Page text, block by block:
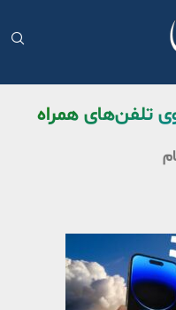
تلفن‌های همراه